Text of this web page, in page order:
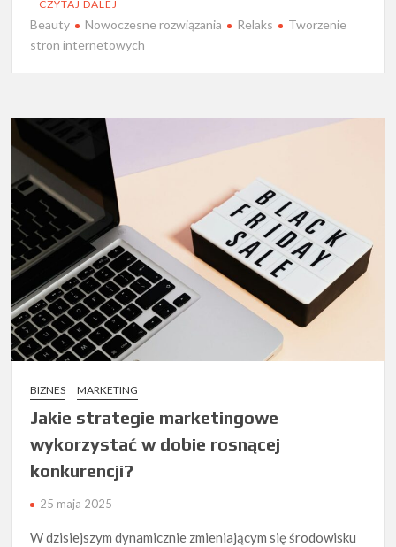
CZYTAJ DALEJ
Beauty Nowoczesne rozwiązania Relaks
Tworzenie
stron internetowych
BIZNES MARKETING
Jakie strategie marketingowe
wykorzystać w dobie rosnącej
konkurencji?
25 maja 2025
W dzisiejszym dynamicznie zmieniającym się środowisku